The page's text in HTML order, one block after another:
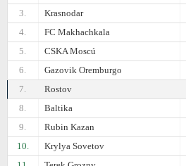
3.
Krasnodar
4.
FC Makhachkala
5.
CSKA Moscú
6.
Gazovik Oremburgo
7.
Rostov
8.
Baltika
9.
Rubin Kazan
10.
Krylya Sovetov